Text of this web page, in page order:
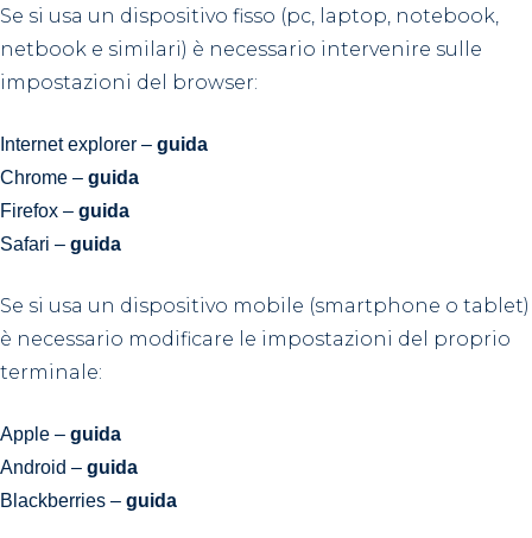
Se si usa un dispositivo fisso (pc, laptop, notebook,
netbook e similari) è necessario intervenire sulle
impostazioni del browser:
Internet explorer – guida
Chrome – guida
Firefox – guida
Safari – guida
Se si usa un dispositivo mobile (smartphone o tablet)
è necessario modificare le impostazioni del proprio
terminale:
Apple – guida
Android – guida
Blackberries – guida